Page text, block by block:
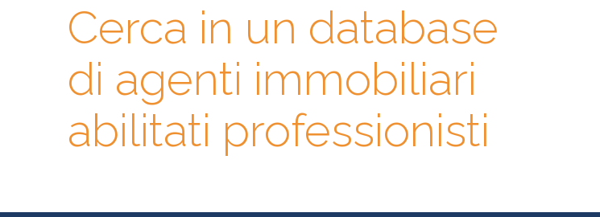
Cerca in un database
di agenti immobiliari
abilitati professionisti